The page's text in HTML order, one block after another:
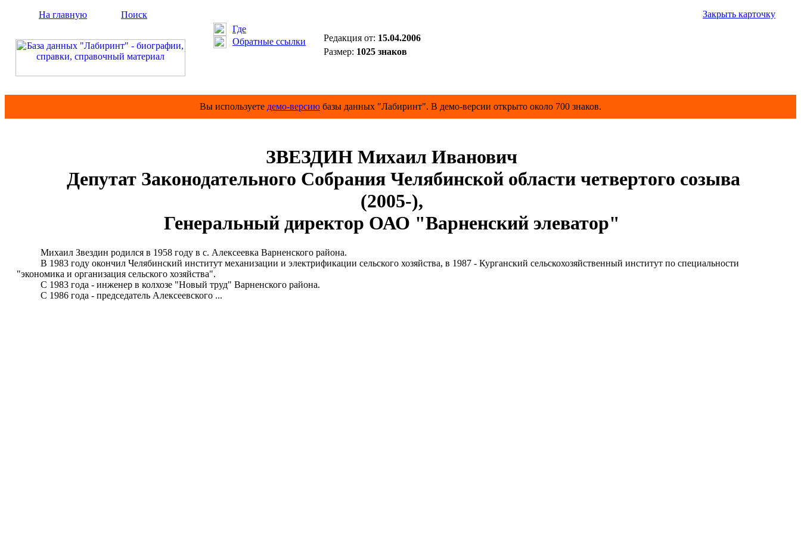
На главную
Поиск
Где
Обратные ссылки
Закрыть карточку
Редакция от: 15.04.2006
Размер: 1025 знаков
Вы используете демо-версию базы данных "Лабиринт". В демо-версии открыто около 700 знаков.
ЗВЕЗДИН Михаил Иванович
Депутат Законодательного Собрания Челябинской области четвертого созыва
(2005-),
Генеральный директор ОАО "Варненский элеватор"
Михаил Звездин родился в 1958 году в с. Алексеевка Варненского района.
В 1983 году окончил Челябинский институт механизации и электрификации сельского хозяйства, в 1987 - Курганский сельскохозяйственный институт по специальности
"экономика и организация сельского хозяйства".
С 1983 года - инженер в колхозе "Новый труд" Варненского района.
С 1986 года - председатель Алексеевского ...